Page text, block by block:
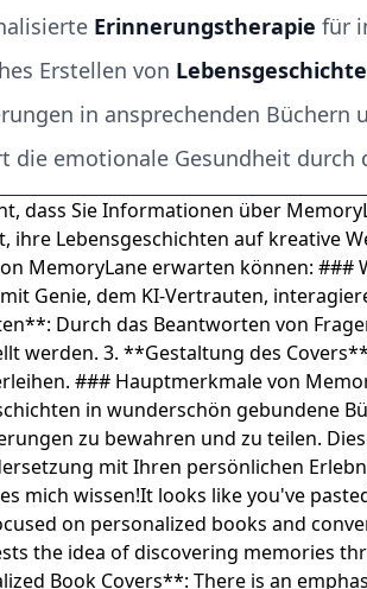
Erinnerungstherapie für
Erstellen von
in ansprechenden Büchern
die emotionale Gesundheit durch
dass Sie Informationen über
ihre Lebensgeschichten auf kreative
MemoryLane erwarten können: ###
Genie, dem KI-Vertrauten,
Durch das Beantworten von
werden. 3. **Gestaltung des
### Hauptmerkmale von
in wunderschön gebundene
zu bewahren und zu teilen.
mit Ihren persönlichen
es mich wissen!It looks like you've
on personalized books and
the idea of discovering memories
Book Covers**: There is an